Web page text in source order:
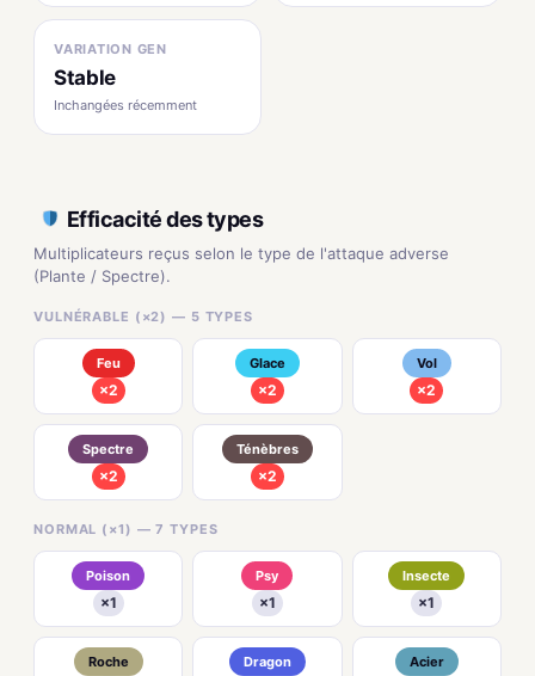
VARIATION GEN
Stable
Inchangées récemment
Efficacité des types
Multiplicateurs reçus selon le type de l'attaque adverse
(Plante / Spectre).
VULNÉRABLE (×2) — 5 TYPES
Feu
×2
Glace
×2
Vol
×2
Spectre
×2
Ténèbres
×2
NORMAL (×1) — 7 TYPES
Poison
×1
Psy
×1
Insecte
×1
Roche Dragon Acier